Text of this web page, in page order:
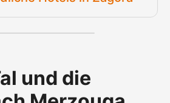
und die